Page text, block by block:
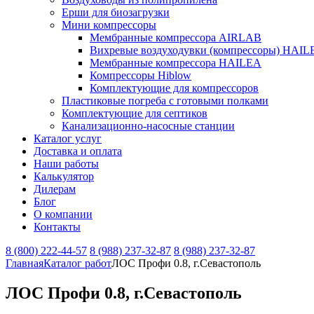
Ерши для биозагрузки
Мини компрессоры
Мембранные компрессора AIRLAB
Вихревые воздуходувки (компрессоры)
Мембранные компрессора HAILEA
Компрессоры Hiblow
Комплектующие для компрессоров
Пластиковые погреба с готовыми полками
Комплектующие для септиков
Канализационно-насосные станции
Каталог услуг
Доставка и оплата
Наши работы
Калькулятор
Дилерам
Блог
О компании
Контакты
8 (800) 222-44-57 8 (988) 237-32-87 8 (988) 237-32-87
ГлавнаяКаталог работЛОС Профи 0.8, г.Севастополь
ЛОС Профи 0.8, г.Севастополь